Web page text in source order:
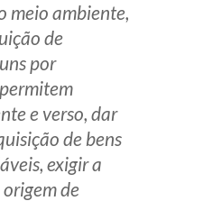
meio ambiente,
de
por
e verso, dar
de bens
exigir a
de